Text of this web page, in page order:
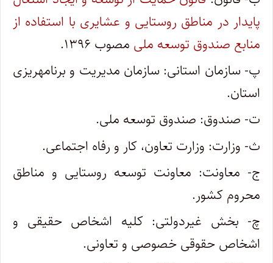
پایدار در مناطق روستایی و عشایری با استفاده از
منابع صندوق توسعه ملی مصوب ۱۳۹۶
.
پ- سازمان استانی: سازمان مدیریت و برنامهریزی
استان.
ت- صندوق: صندوق توسعه ملی.
ث- وزارت: وزارت تعاون، کار و رفاه اجتماعی.
ج- معاونت: معاونت توسعه روستایی و مناطق
محروم کشور.
چ- بخش غیردولتی: کلیه اشخاص حقیقی و
اشخاص حقوقی خصوصی و تعاونی.